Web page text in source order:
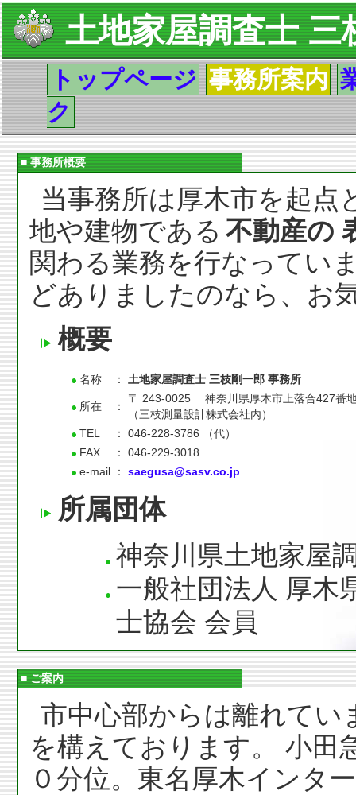
土地家屋調査士 三
トップページ 事務所案内
ク
■ 事務所概要
当事務所は厚木市を起点
地や建物である 不動産の
関わる業務を行なってい
どありましたのなら、お
概要
名称 ： 土地家屋調査士 三枝剛一郎 事務所
所在 ：
〒 243-0025 神奈川県厚木市上落合427番
（三枝測量設計株式会社内）
TEL
：
046-228-3786 （代）
FAX
：
046-229-3018
e-mail
： saegusa@sasv.co.jp
所属団体
神奈川県土地家屋
一般社団法人 厚木
士協会 会員
■ ご案内
市中心部からは離れてい
を構えております。 小田
０分位。東名厚木インタ